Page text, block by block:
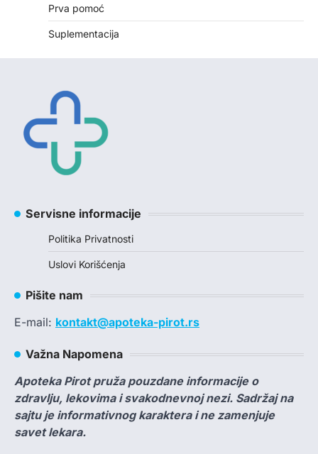
Prva pomoć
Suplementacija
Servisne informacije
Politika Privatnosti
Uslovi Korišćenja
Pišite nam
E-mail: kontakt@apoteka-pirot.rs
Važna Napomena
Apoteka Pirot pruža pouzdane informacije o
zdravlju, lekovima i svakodnevnoj nezi. Sadržaj na
sajtu je informativnog karaktera i ne zamenjuje
savet lekara.